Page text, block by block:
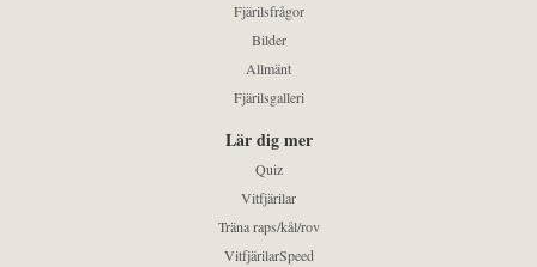
Fjärilsfrågor
Bilder
Allmänt
Fjärilsgalleri
Lär dig mer
Quiz
Vitfjärilar
Träna raps/kål/rov
VitfjärilarSpeed